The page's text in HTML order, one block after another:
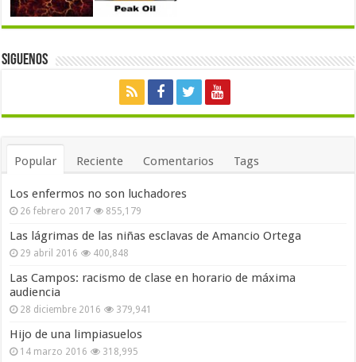
Siguenos
Popular Reciente Comentarios Tags
Los enfermos no son luchadores
26 febrero 2017 855,179
Las lágrimas de las niñas esclavas de Amancio Ortega
29 abril 2016 400,848
Las Campos: racismo de clase en horario de máxima
audiencia
28 diciembre 2016 379,941
Hijo de una limpiasuelos
14 marzo 2016 318,995